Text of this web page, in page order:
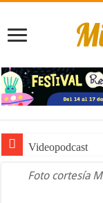
Videopodcast
Foto cortesía